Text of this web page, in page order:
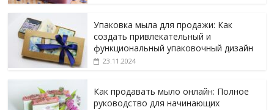
Упаковка мыла для продажи: Как
создать привлекательный и
функциональный упаковочный дизайн
23.11.2024
Как продавать мыло онлайн: Полное
руководство для начинающих